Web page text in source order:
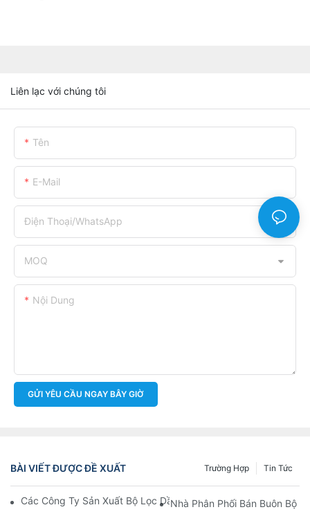
Liên lạc với chúng tôi
Tên
E-Mail
Điện Thoại/WhatsApp
MOQ
Nội Dung
GỬI YÊU CẦU NGAY BÂY GIỜ
BÀI VIẾT ĐƯỢC ĐỀ XUẤT Tin Tức
Trường Hợp
Các Công Ty Sản Xuất Bộ Lọc Dầu Hàng Đầu: Tổng Quan Toàn
Nhà Phân Phối Bán Buôn Bộ